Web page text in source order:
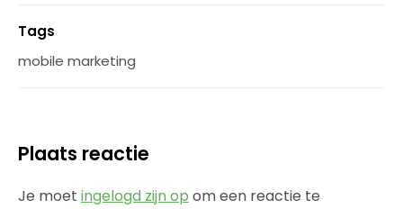
Tags
mobile marketing
Plaats reactie
Je moet ingelogd zijn op om een reactie te